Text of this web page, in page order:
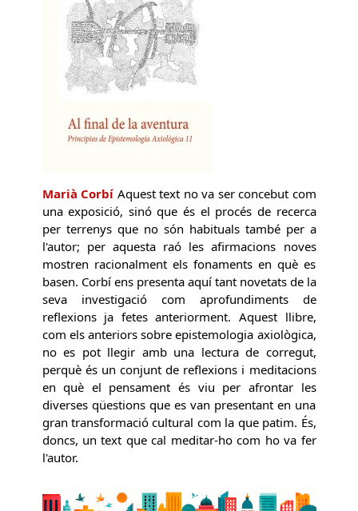
Marià Corbí Aquest text no va ser concebut com
una exposició, sinó que és el procés de recerca
per terrenys que no són habituals també per a
l'autor; per aquesta raó les afirmacions noves
mostren racionalment els fonaments en què es
basen. Corbí ens presenta aquí tant novetats de la
seva investigació com aprofundiments de
reflexions ja fetes anteriorment. Aquest llibre,
com els anteriors sobre epistemologia axiològica,
no es pot llegir amb una lectura de corregut,
perquè és un conjunt de reflexions i meditacions
en què el pensament és viu per afrontar les
diverses qüestions que es van presentant en una
gran transformació cultural com la que patim. És,
doncs, un text que cal meditar-ho com ho va fer
l'autor.